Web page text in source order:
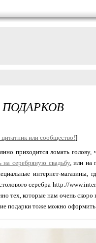
или сообщество!]
приходится ломать
серебряную свадьбу, или на
интернет-магазины,
серебра http://
тех, которые нам очень
подарки тоже можно